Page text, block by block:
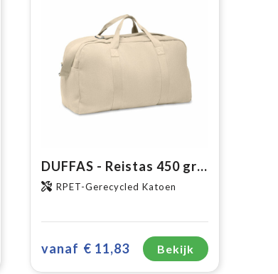
DUFFAS - Reistas 450 gr/m²
RPET-Gerecycled Katoen
vanaf € 11,83 Bekijk